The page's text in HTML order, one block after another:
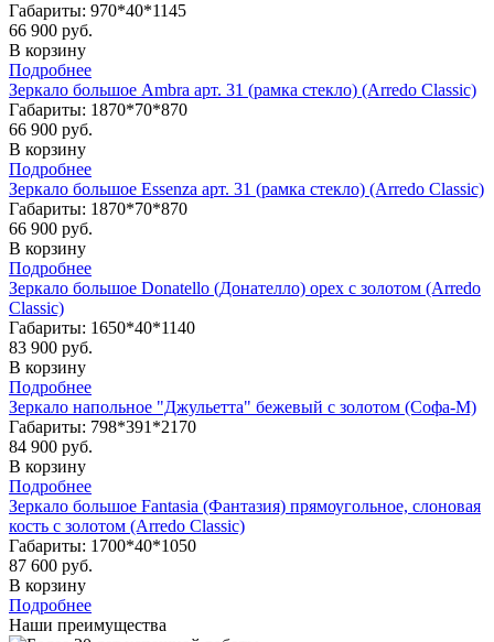
Габариты: 970*40*1145
66 900 руб.
В корзину
Подробнее
Зеркало большое Ambra арт. 31 (рамка стекло) (Arredo Classic)
Габариты: 1870*70*870
66 900 руб.
В корзину
Подробнее
Зеркало большое Essenza арт. 31 (рамка стекло) (Arredo Classic)
Габариты: 1870*70*870
66 900 руб.
В корзину
Подробнее
Зеркало большое Donatello (Донателло) орех с золотом (Arredo
Classic)
Габариты: 1650*40*1140
83 900 руб.
В корзину
Подробнее
Зеркало напольное "Джульетта" бежевый с золотом (Софа-М)
Габариты: 798*391*2170
84 900 руб.
В корзину
Подробнее
Зеркало большое Fantasia (Фантазия) прямоугольное, слоновая
кость с золотом (Arredo Classic)
Габариты: 1700*40*1050
87 600 руб.
В корзину
Подробнее
Наши преимущества